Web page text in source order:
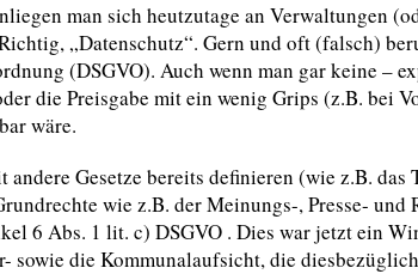
man sich heutzutage an Verwaltungen
„Datenschutz“. Gern und oft (falsch)
(DSGVO). Auch wenn man gar keine –
die Preisgabe mit ein wenig Grips (z.B. bei
wäre.
Gesetze bereits definieren (wie z.B. das
wie z.B. der Meinungs-, Presse-
6 Abs. 1 lit. c) DSGVO . Dies war jetzt ein
sowie die Kommunalaufsicht, die